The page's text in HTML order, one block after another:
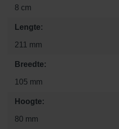
8 cm
Lengte:
211 mm
Breedte:
105 mm
Hoogte:
80 mm